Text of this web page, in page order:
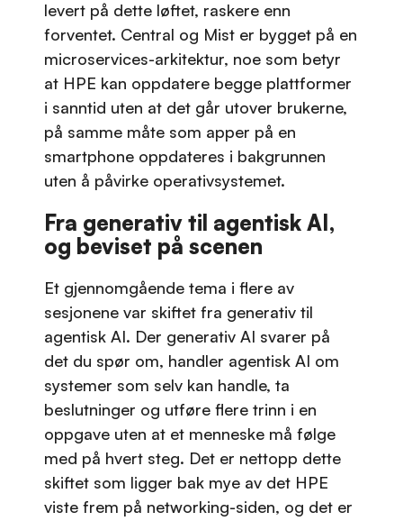
levert på dette løftet, raskere enn
forventet. Central og Mist er bygget på en
microservices-arkitektur, noe som betyr
at HPE kan oppdatere begge plattformer
i sanntid uten at det går utover brukerne,
på samme måte som apper på en
smartphone oppdateres i bakgrunnen
uten å påvirke operativsystemet.
Fra generativ til agentisk AI,
og beviset på scenen
Et gjennomgående tema i flere av
sesjonene var skiftet fra generativ til
agentisk AI. Der generativ AI svarer på
det du spør om, handler agentisk AI om
systemer som selv kan handle, ta
beslutninger og utføre flere trinn i en
oppgave uten at et menneske må følge
med på hvert steg. Det er nettopp dette
skiftet som ligger bak mye av det HPE
viste frem på networking-siden, og det er